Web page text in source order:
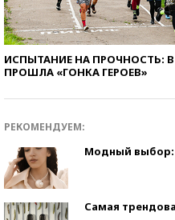
ИСПЫТАНИЕ НА ПРОЧНОСТЬ:
ПРОШЛА «ГОНКА ГЕРОЕВ»
РЕКОМЕНДУЕМ:
Модный выбор:
Самая